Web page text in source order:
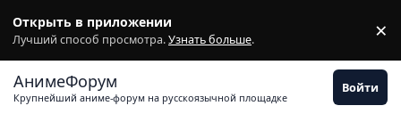
Открыть в приложении
Лучший способ просмотра.Узнать больше. ×
АнимеФорум
Крупнейший аниме-форум на русскоязычной площадке
Войти